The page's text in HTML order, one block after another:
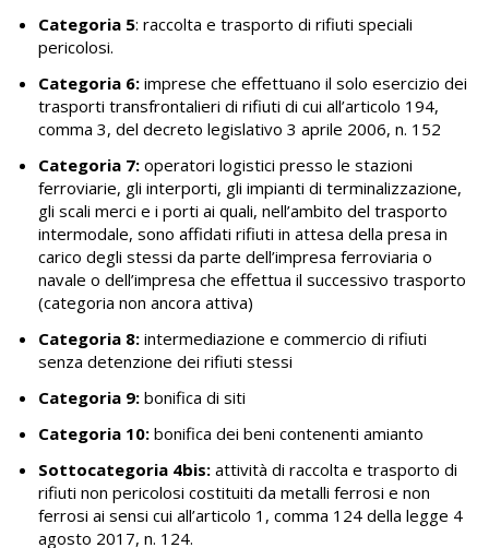
Categoria 5: raccolta e trasporto di rifiuti speciali
pericolosi.
Categoria 6: imprese che effettuano il solo esercizio dei
trasporti transfrontalieri di rifiuti di cui all’articolo 194,
comma 3, del decreto legislativo 3 aprile 2006, n. 152
Categoria 7: operatori logistici presso le stazioni
ferroviarie, gli interporti, gli impianti di terminalizzazione,
gli scali merci e i porti ai quali, nell’ambito del trasporto
intermodale, sono affidati rifiuti in attesa della presa in
carico degli stessi da parte dell’impresa ferroviaria o
navale o dell’impresa che effettua il successivo trasporto
(categoria non ancora attiva)
Categoria 8: intermediazione e commercio di rifiuti
senza detenzione dei rifiuti stessi
Categoria 9: bonifica di siti
Categoria 10: bonifica dei beni contenenti amianto
Sottocategoria 4bis: attività di raccolta e trasporto di
rifiuti non pericolosi costituiti da metalli ferrosi e non
ferrosi ai sensi cui all’articolo 1, comma 124 della legge 4
agosto 2017, n. 124.